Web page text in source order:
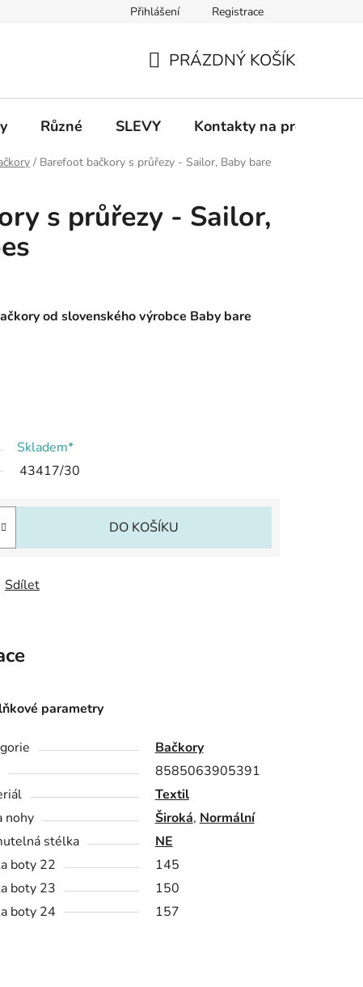
Informace k on-line platbám Odstoupení od
Přihlášení Registrace
KOŠÍK
PRÁZDNÝ KOŠÍK
Různé SLEVY Kontakty na prodejny
/ Barefoot bačkory s průřezy - Sailor, Baby bare
s průřezy - Sailor,
od slovenského výrobce Baby bare
Skladem*
43417/30
DO KOŠÍKU
Sdílet
parametry
Bačkory
8585063905391
Textil
nohy
Široká, Normální
stélka
NE
boty 22
145
boty 23
150
boty 24
157